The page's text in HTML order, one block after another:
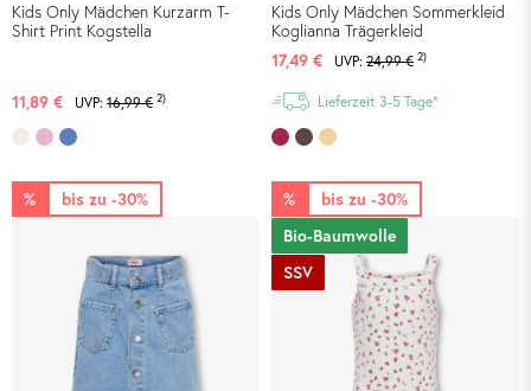
Kids Only Mädchen Kurzarm T-
Shirt Print Kogstella
11,89 € UVP: 16,99 € 2)
Kids Only Mädchen Sommerkleid
Koglianna Trägerkleid
17,49 €
UVP: 24,99 € 2)
Lieferzeit 3-5 Tage*
bis zu -30%
% bis zu -30%
%
Bio-Baumwolle
SSV